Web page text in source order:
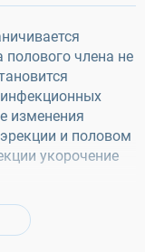
полового члена не
изменения
и половом
укорочение